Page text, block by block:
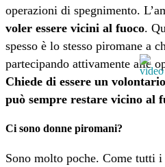
operazioni di spegnimento.
voler essere vicini al fuoco.
spesso è lo stesso piromane a
partecipando attivamente alle
Chiede di essere un
può sempre restare vicino al
Ci sono donne piromani?
Sono molto poche. Come tutti